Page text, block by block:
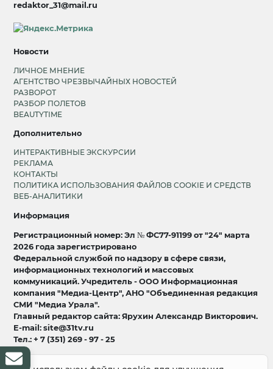
redaktor_31@mail.ru
Новости
ЛИЧНОЕ МНЕНИЕ
АГЕНТСТВО ЧРЕЗВЫЧАЙНЫХ НОВОСТЕЙ
РАЗВОРОТ
РАЗБОР ПОЛЕТОВ
BEAUTYTIME
Дополнительно
ИНТЕРАКТИВНЫЕ ЭКСКУРСИИ
РЕКЛАМА
КОНТАКТЫ
ПОЛИТИКА ИСПОЛЬЗОВАНИЯ ФАЙЛОВ COOKIE И СРЕДСТВ
ВЕБ-АНАЛИТИКИ
Информация
Регистрационный номер: Эл № ФС77-91199 от "24" марта
2026 года зарегистрировано
Федеральной службой по надзору в сфере связи,
информационных технологий и массовых
коммуникаций. Учредитель - ООО Информационная
компания "Медиа-Центр", АНО "Объединенная редакция
СМИ "Медиа Урала".
Главный редактор сайта: Ярухин Александр Викторович.
E-mail: site@31tv.ru
Тел.: + 7 (351) 269 - 97 - 25
18+